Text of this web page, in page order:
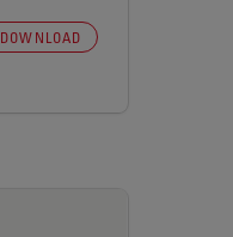
DOWNLOAD